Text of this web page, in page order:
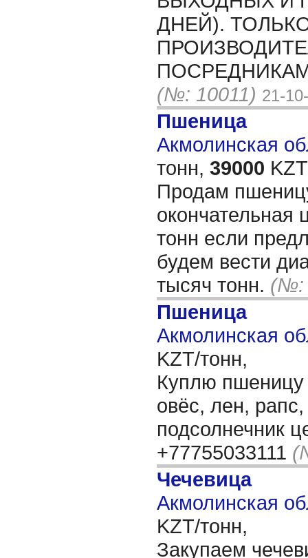
ДНЕЙ).
(№: 10011) 21-
Пшеница
Акмолинская
тонн, 39000
Продам
окончательная
тонн если
будем вести
тысяч тонн. (№:
Пшеница
Акмолинская
KZT/тонн,
Куплю пшеницу
овёс, лен, рапс,
подсолнечник
+77755033111
Чечевица
Акмолинская
KZT/тонн,
Закупаем